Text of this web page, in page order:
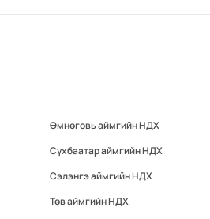
Өмнөговь аймгийн НДХ
Сүхбаатар аймгийн НДХ
Сэлэнгэ аймгийн НДХ
Төв аймгийн НДХ